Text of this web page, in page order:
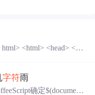
字符雨
确定$(documen